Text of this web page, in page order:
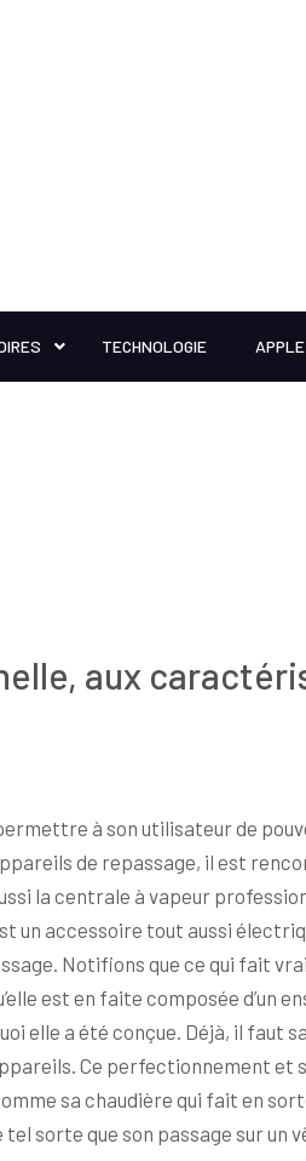
TECHNOLOGIE APPLE
aux
à son utilisateur de
de repassage, il est
la centrale à vapeur
un accessoire tout aussi
Notifions que ce qui fait
est en faite composée d’un
elle a été conçue. Déjà, il faut
Ce perfectionnement et
sa chaudière qui fait en
sorte que son passage sur un